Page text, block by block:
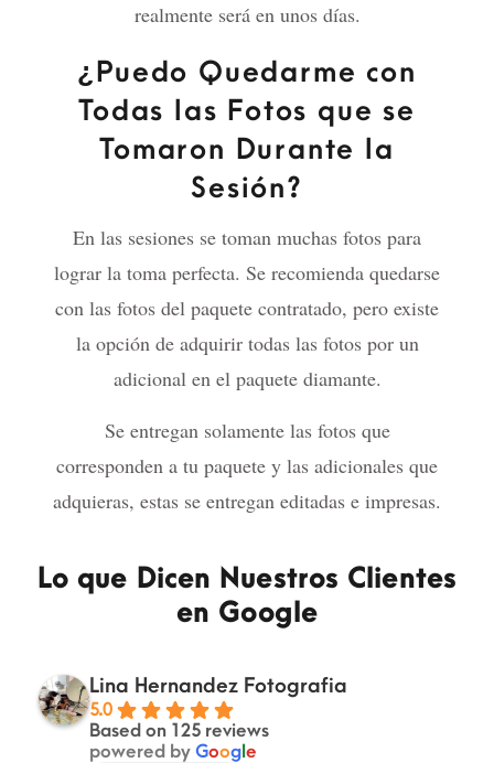
realmente será en unos días.
¿Puedo Quedarme con
Todas las Fotos que se
Tomaron Durante la
Sesión?
En las sesiones se toman muchas fotos para
lograr la toma perfecta. Se recomienda quedarse
con las fotos del paquete contratado, pero existe
la opción de adquirir todas las fotos por un
adicional en el paquete diamante.
Se entregan solamente las fotos que
corresponden a tu paquete y las adicionales que
adquieras, estas se entregan editadas e impresas.
Lo que Dicen Nuestros Clientes
en Google
Lina Hernandez Fotografia
5.0
Based on 125 reviews
powered by Goog e